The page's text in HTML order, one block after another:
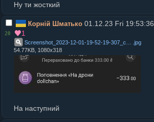
Ну ти жосткий
Корній Шматько 01.12.23 Fri 19:53:36
20 1
jpg
54.77KB, 1080x318
На наступний